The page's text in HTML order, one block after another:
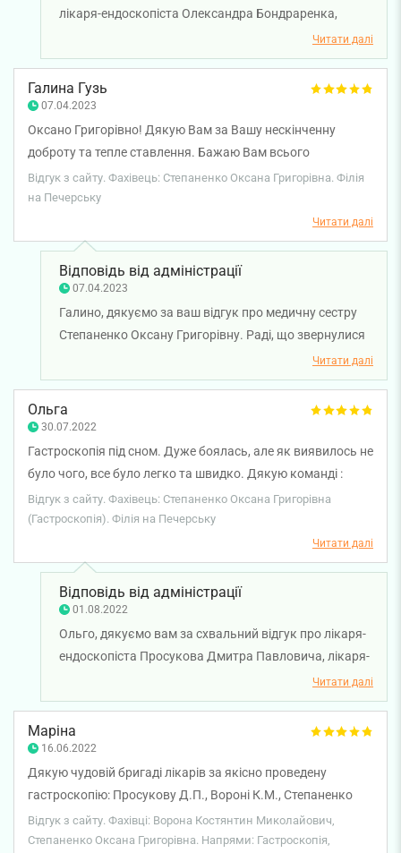
лікаря-ендоскопіста Олександра Бондраренка,
лікаря-анестезіолога Костянтина Ворону, медсестру
Яну та анестезістку Оксану. Приємно знати, що наша
команда змогла створити комфортні умови та
надати якісну допомогу, знявши усі хвилювання.
Бажаємо вам мінцого здоров'я!
Читати далі
Галина Гузь
07.04.2023
Оксано Григорівно! Дякую Вам за Вашу нескінченну
доброту та тепле ставлення. Бажаю Вам всього
найкращого і лише вдячних пацієнтів! Дай Бог Вам
здоров'я!
Відгук з сайту. Фахівець: Степаненко Оксана Григорівна. Філія
на Печерську
Читати далі
Відповідь від адміністрації
07.04.2023
Галино, дякуємо за ваш відгук про медичну сестру
Степаненко Оксану Григорівну. Раді, що звернулися
Читати далі
Ольга
30.07.2022
Гастроскопія під сном. Дуже боялась, але як виявилось не
було чого, все було легко та швидко. Дякую команді :
Просукову Д.П., Філоненко С.М., Андрюхову А.Г.,
Степаненко О.Г. Особливо дякую лікарю- ендоскопісту,
який заходив після процедури, щоб розповісти про
висновки дослідження та проконтролювати мій стан після
наркозу. Рекомендую. Чудова команда. Ви в надійних
руках.
Відгук з сайту. Фахівець: Степаненко Оксана Григорівна
(Гастроскопія). Філія на Печерську
Читати далі
Відповідь від адміністрації
01.08.2022
Ольго, дякуємо вам за схвальний відгук про лікаря-
ендоскопіста Просукова Дмитра Павловича, лікаря-
анестезіолога Андрюхова Артема Геннадійовича та
медичних сестер Степанененко Оксану Григорівну і
Філоненко Світлану Миколаївну. Бажаємо вам
міцного здоров'я!
Читати далі
Маріна
16.06.2022
Дякую чудовій бригаді лікарів за якісно проведену
гастроскопію: Просукову Д.П., Вороні К.М., Степаненко
О.Г. та Мулярчук І. Все пройшло ідеально, дуже
задоволена візітом, професійними та особисими якостями
Відгук з сайту. Фахівці: Ворона Костянтин Миколайович,
Степаненко Оксана Григорівна. Напрями: Гастроскопія,